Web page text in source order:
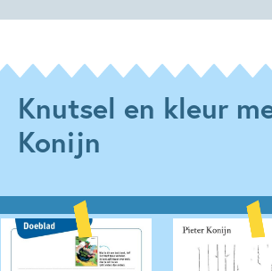
Knutsel en kleur
Konijn